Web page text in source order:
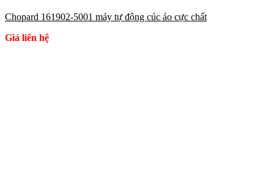
Chopard 161902-5001 máy tự động cúc áo cực chất
Giá liên hệ